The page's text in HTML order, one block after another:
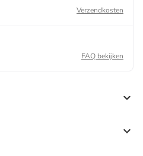
Verzendkosten
FAQ bekijken